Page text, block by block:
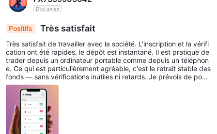
D'ici un an
Positifs Très satisfait
Très satisfait de travailler avec la société. L'inscription et la vérifi
cation ont été rapides, le dépôt est instantané. Il est pratique de
trader depuis un ordinateur portable comme depuis un téléphon
e. Ce qui est particulièrement agréable, c'est le retrait stable des
fonds — sans vérifications inutiles ni retards. Je prévois de pour
suivre la collaboration